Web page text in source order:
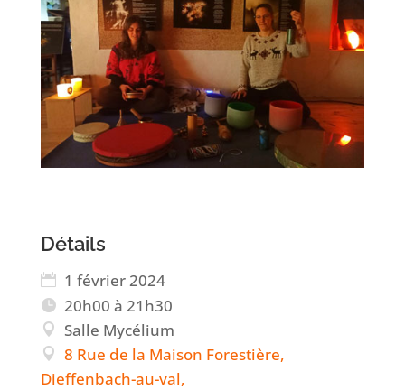
Détails
1 février 2024
20h00 à 21h30
Salle Mycélium
8 Rue de la Maison Forestière,
Dieffenbach-au-val,